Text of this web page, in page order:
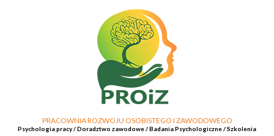
PRACOWNIA ROZWOJU OSOBISTEGO I ZAWODOWEGO
Psychologia pracy / Doradztwo zawodowe / Badania Psychologiczne / Szkolenia